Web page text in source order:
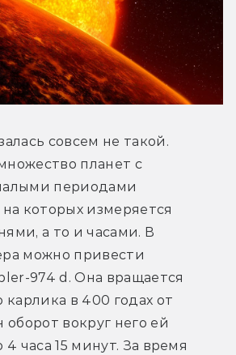
совсем не такой.
планет с
периодами
которых измеряется
а то и часами. В
можно привести
974 d. Она вращается
карлика в 400 годах от
вокруг него ей
4 часа 15 минут. За время